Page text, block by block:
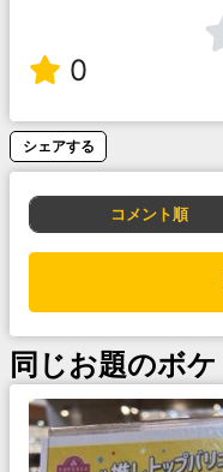
0
シェアする
コメント順
同じお題のボケ